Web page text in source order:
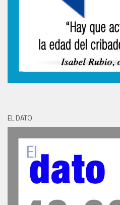
EL DATO